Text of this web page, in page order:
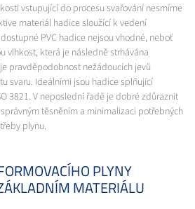
vstupující do procesu svařování nesmíme
materiál hadice sloužící k vedení
PVC hadice nejsou vhodné, neboť
vlhkost, která je následně strhávána
pravděpodobnost nežádoucích jevů
svaru. Ideálními jsou hadice splňující
3821. V neposlední řadě je dobré zdůraznit
těsněním a minimalizaci potřebných
plynu.
PLYNY
MATERIÁLU